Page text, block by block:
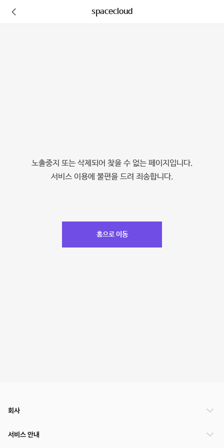
spacecloud
노출중지 또는 삭제되어 찾을 수 없는 페이지입니다.
서비스 이용에 불편을 드려 죄송합니다.
홈으로 이동
회사
서비스 안내